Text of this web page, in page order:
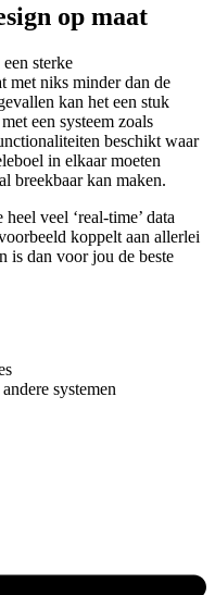
op maat
sterke
met niks minder dan de
kan het een stuk
een systeem zoals
beschikt waar
in elkaar moeten
breekbaar kan maken.
veel ‘real-time’ data
koppelt aan allerlei
is dan voor jou de beste
systemen